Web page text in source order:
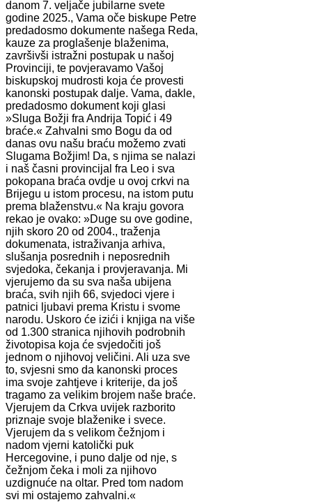
danom 7. veljače jubilarne svete
godine 2025., Vama oče biskupe Petre
predadosmo dokumente našega Reda,
kauze za proglašenje blaženima,
završivši istražni postupak u našoj
Provinciji, te povjeravamo Vašoj
biskupskoj mudrosti koja će provesti
kanonski postupak dalje. Vama, dakle,
predadosmo dokument koji glasi
»Sluga Božji fra Andrija Topić i 49
braće.« Zahvalni smo Bogu da od
danas ovu našu braću možemo zvati
Slugama Božjim! Da, s njima se nalazi
i naš časni provincijal fra Leo i sva
pokopana braća ovdje u ovoj crkvi na
Brijegu u istom procesu, na istom putu
prema blaženstvu.« Na kraju govora
rekao je ovako: »Duge su ove godine,
njih skoro 20 od 2004., traženja
dokumenata, istraživanja arhiva,
slušanja posrednih i neposrednih
svjedoka, čekanja i provjeravanja. Mi
vjerujemo da su sva naša ubijena
braća, svih njih 66, svjedoci vjere i
patnici ljubavi prema Kristu i svome
narodu. Uskoro će izići i knjiga na više
od 1.300 stranica njihovih podrobnih
životopisa koja će svjedočiti još
jednom o njihovoj veličini. Ali uza sve
to, svjesni smo da kanonski proces
ima svoje zahtjeve i kriterije, da još
tragamo za velikim brojem naše braće.
Vjerujem da Crkva uvijek razborito
priznaje svoje blaženike i svece.
Vjerujem da s velikom čežnjom i
nadom vjerni katolički puk
Hercegovine, i puno dalje od nje, s
čežnjom čeka i moli za njihovo
uzdignuće na oltar. Pred tom nadom
svi mi ostajemo zahvalni.«